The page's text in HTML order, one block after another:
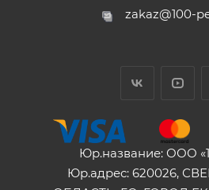
zakaz@100-
Юр.название: ООО
Юр.адрес: 620026,